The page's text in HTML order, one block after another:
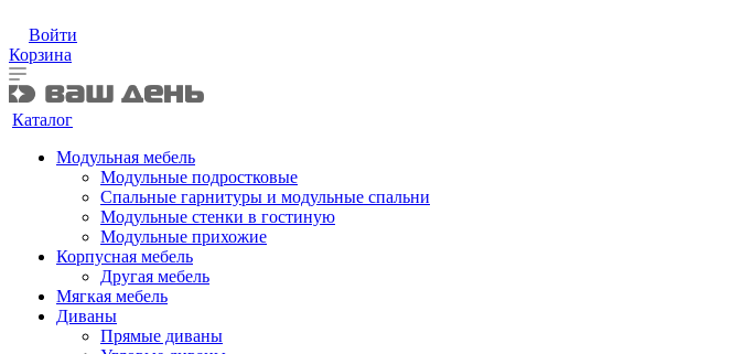
Войти
Корзина
Каталог
Модульная мебель
Модульные подростковые
Спальные гарнитуры и модульные спальни
Модульные стенки в гостиную
Модульные прихожие
Корпусная мебель
Другая мебель
Мягкая мебель
Диваны
Прямые диваны